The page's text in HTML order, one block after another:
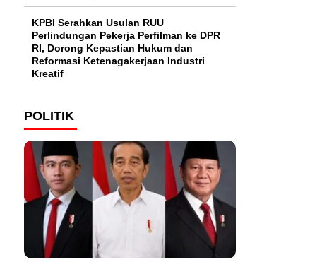
KPBI Serahkan Usulan RUU
Perlindungan Pekerja Perfilman ke DPR
RI, Dorong Kepastian Hukum dan
Reformasi Ketenagakerjaan Industri
Kreatif
POLITIK